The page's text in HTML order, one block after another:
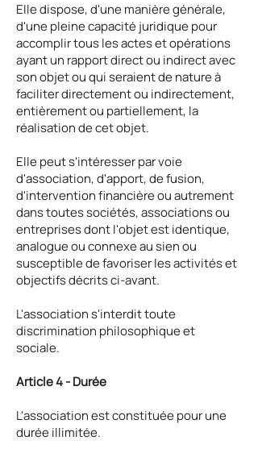
Elle dispose, d'une manière générale,
d'une pleine capacité juridique pour
accomplir tous les actes et opérations
ayant un rapport direct ou indirect avec
son objet ou qui seraient de nature à
faciliter directement ou indirectement,
entièrement ou partiellement, la
réalisation de cet objet.
Elle peut s'intéresser par voie
d'association, d'apport, de fusion,
d'intervention financière ou autrement
dans toutes sociétés, associations ou
entreprises dont l'objet est identique,
analogue ou connexe au sien ou
susceptible de favoriser les activités et
objectifs décrits ci-avant.
L'association s'interdit toute
discrimination philosophique et
sociale.
Article 4 - Durée
L'association est constituée pour une
durée illimitée.